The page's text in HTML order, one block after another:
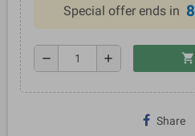
Special offer ends in 8
remove add shopping_cart
Share